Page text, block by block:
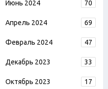
Июнь 2024 70
Апрель 2024 69
Февраль 2024 47
Декабрь 2023 33
Октябрь 2023 17